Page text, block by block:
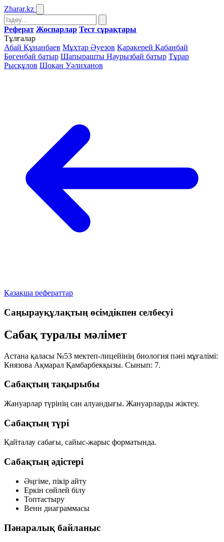
Zharar.kz
Реферат Жоспарлар Тест сұрақтары
Тұлғалар
Абай Құнанбаев Мұхтар Әуезов Қаракерей Қабанбай
Бөгенбай батыр Шапырашты Наурызбай батыр Тұрар
Рысқұлов Шоқан Уәлиханов
Қазақша рефераттар
Саңырауқұлақтың өсімдікпен селбесуі
Сабақ туралы мәлімет
Астана қаласы №53 мектеп-лицейінің биология пәні мұғалімі:
Князова Ақмарал Қамбарбекқызы. Сынып: 7.
Сабақтың тақырыбы
Жануарлар түрінің сан алуандығы. Жануарларды жіктеу.
Сабақтың түрі
Қайталау сабағы, сайыс-жарыс форматында.
Сабақтың әдістері
Әңгіме, пікір айту
Еркін сөйлей білу
Топтастыру
Венн диаграммасы
Пәнаралық байланыс